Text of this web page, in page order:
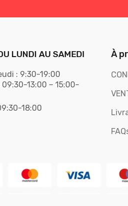
LUNDI AU SAMEDI
: 9:30-19:00
09:30-13:00 – 15:00-
18:00
À